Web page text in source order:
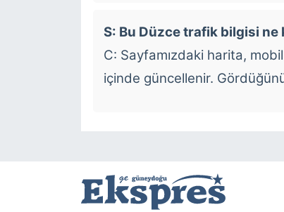
S: Bu Düzce trafik bilgisi ne
C: Sayfamızdaki harita,
içinde güncellenir.